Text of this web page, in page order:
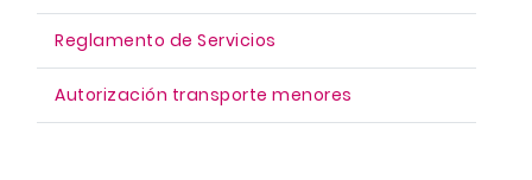
Reglamento de Servicios
Autorización transporte menores